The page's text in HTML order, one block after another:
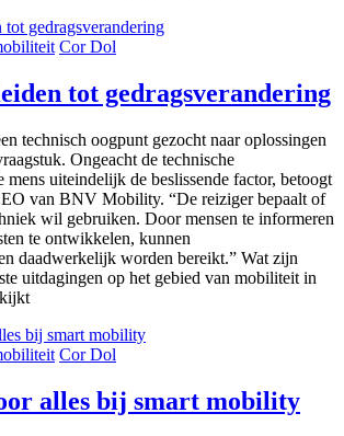
Cor Dol
tot gedragsverandering
technisch oogpunt gezocht naar oplossingen
Ongeacht de technische
mens uiteindelijk de beslissende factor, betoogt
van BNV Mobility. “De reiziger bepaalt of
wil gebruiken. Door mensen te informeren
te ontwikkelen, kunnen
daadwerkelijk worden bereikt.” Wat zijn
uitdagingen op het gebied van mobiliteit in
Cor Dol
alles bij smart mobility